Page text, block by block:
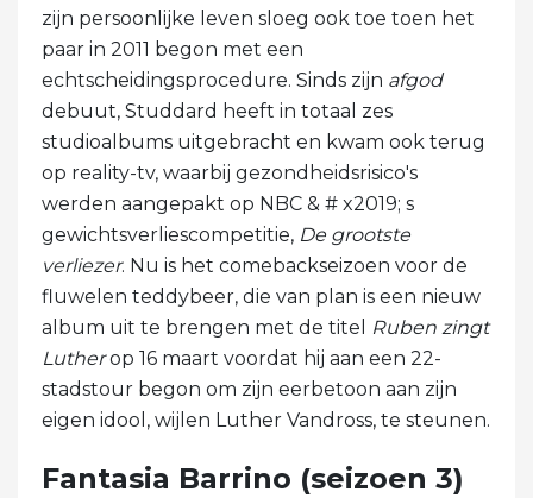
zijn persoonlijke leven sloeg ook toe toen het
paar in 2011 begon met een
echtscheidingsprocedure. Sinds zijn afgod
debuut, Studdard heeft in totaal zes
studioalbums uitgebracht en kwam ook terug
op reality-tv, waarbij gezondheidsrisico's
werden aangepakt op NBC & # x2019; s
gewichtsverliescompetitie, De grootste
verliezer. Nu is het comebackseizoen voor de
fluwelen teddybeer, die van plan is een nieuw
album uit te brengen met de titel
Ruben zingt
Lutherop 16 maart voordat hij aan een 22-
stadstour begon om zijn eerbetoon aan zijn
eigen idool, wijlen Luther Vandross, te steunen.
Fantasia Barrino (seizoen 3)